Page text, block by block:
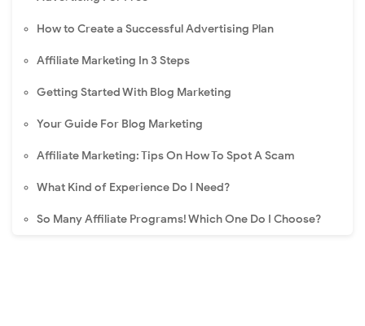
How to Create a Successful Advertising Plan
Affiliate Marketing In 3 Steps
Getting Started With Blog Marketing
Your Guide For Blog Marketing
Affiliate Marketing: Tips On How To Spot A Scam
What Kind of Experience Do I Need?
So Many Affiliate Programs! Which One Do I Choose?